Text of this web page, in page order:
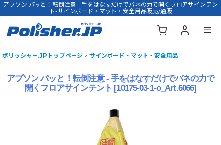
アプソン パッと！転倒注意 - 手をはなすだけでバネの力で開くフロアサインテン
ト-サインボード・マット・安全用品販売/通販
ポリッシャー.JPトップページ > サインボード・マット・安全用品
アプソン パッと！転倒注意 - 手をはなすだけでバネの力で
開くフロアサインテント [10175-03-1-o_Art.6066]